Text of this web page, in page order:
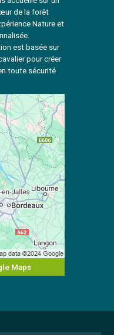
de la forêt
Nature et
est basée sur
pour créer
toute sécurité
Maps